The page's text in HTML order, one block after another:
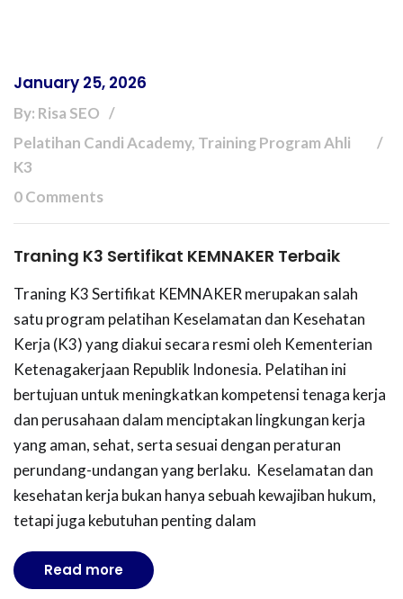
January 25, 2026
By: Risa SEO
Pelatihan Candi Academy, Training Program Ahli
K3
0 Comments
Traning K3 Sertifikat KEMNAKER Terbaik
Traning K3 Sertifikat KEMNAKER merupakan salah
satu program pelatihan Keselamatan dan Kesehatan
Kerja (K3) yang diakui secara resmi oleh Kementerian
Ketenagakerjaan Republik Indonesia. Pelatihan ini
bertujuan untuk meningkatkan kompetensi tenaga kerja
dan perusahaan dalam menciptakan lingkungan kerja
yang aman, sehat, serta sesuai dengan peraturan
perundang-undangan yang berlaku. Keselamatan dan
kesehatan kerja bukan hanya sebuah kewajiban hukum,
tetapi juga kebutuhan penting dalam
Read more